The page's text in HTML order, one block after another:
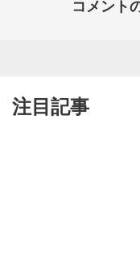
コメント
注目記事